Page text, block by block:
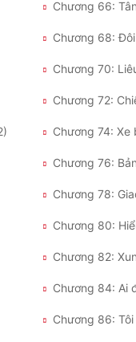
Chương 66:
Chương 68:
Chương 70:
Chương 72:
Chương 74:
Chương 76:
Chương 78:
Chương 80:
Chương 82:
Chương 84: Ai
Chương 86: